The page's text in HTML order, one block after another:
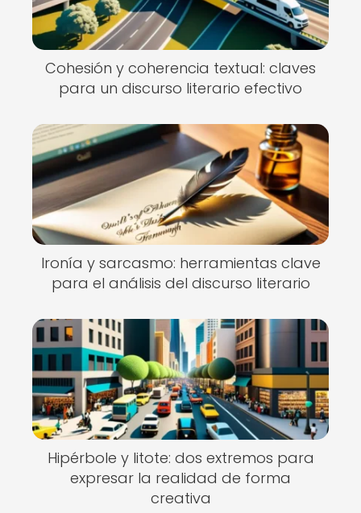
Cohesión y coherencia textual: claves
para un discurso literario efectivo
Ironía y sarcasmo: herramientas clave
para el análisis del discurso literario
Hipérbole y litote: dos extremos para
expresar la realidad de forma
creativa